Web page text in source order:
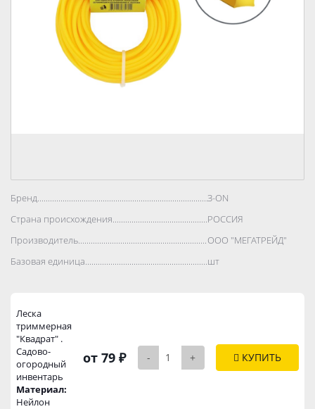
Бренд..................................................................................З-ON
Страна происхождения..................................................................................
РОССИЯ
Производитель..................................................................................
ООО "МЕГАТРЕЙД"
Базовая единица..................................................................................
шт
Леска
триммерная
"Квадрат" .
Садово-
огородный
инвентарь
Материал:
Нейлон
от 79 ₽ - + КУПИТЬ